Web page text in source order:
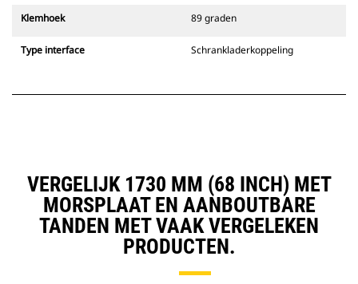
Klemhoek 89 graden
Type interface Schrankladerkoppeling
VERGELIJK 1730 MM (68 INCH) MET
MORSPLAAT EN AANBOUTBARE
TANDEN MET VAAK VERGELEKEN
PRODUCTEN.